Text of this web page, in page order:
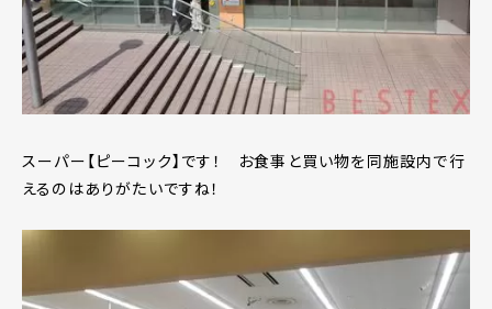
スーパー【ピーコック】です！ お食事と買い物を同施設内で行
えるのはありがたいですね！